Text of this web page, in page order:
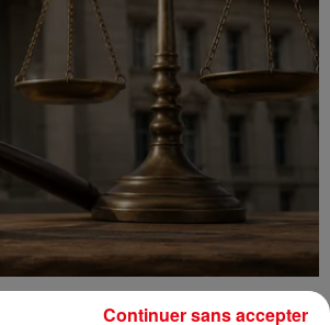
: deux jeunes condamnés à six mois de
Continuer sans accepter